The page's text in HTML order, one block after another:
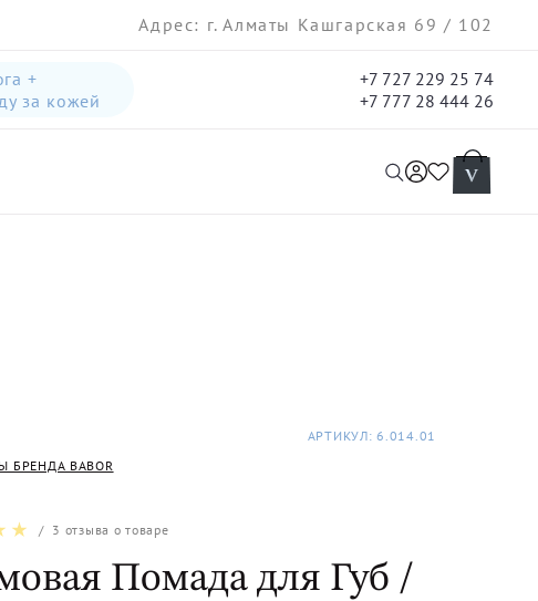
Адрес: г. Алматы Кашгарская 69 / 102
+
за кожей
+7 727 229 25 74
+7 777 28 444 26
БРЕНДА BABOR
АРТИКУЛ: 6.014.01
/ 3 отзыва о товаре
Помада для Губ /